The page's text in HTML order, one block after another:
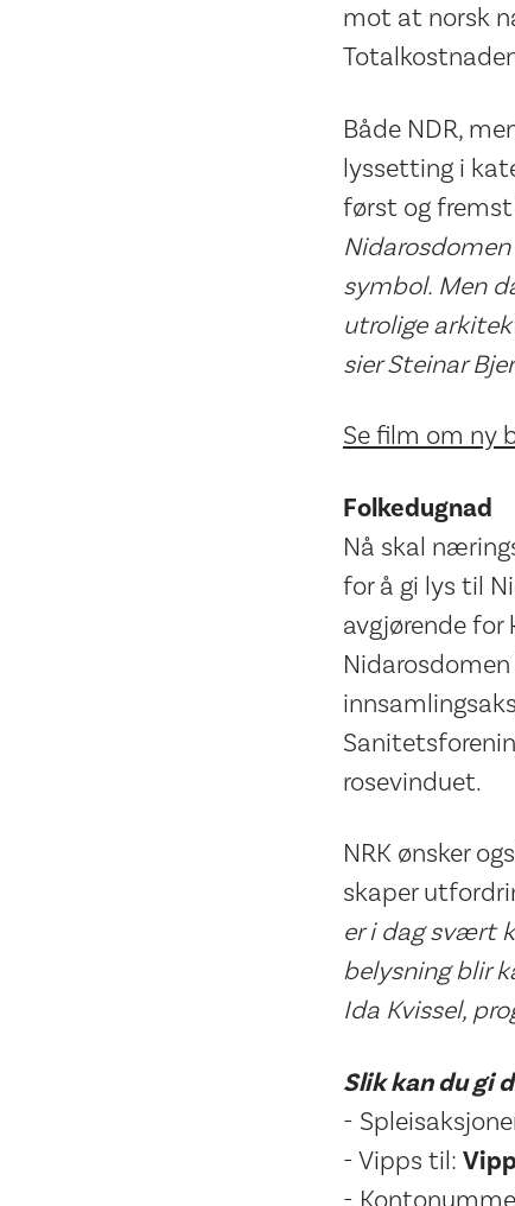
mot at norsk
Både NDR,
lyssetting i
først og
symbol. Men
utrolige
sier Steinar
Se film om ny
Folkedugnad
Nå skal
for å gi lys til
avgjørende
rosevinduet.
NRK ønsker
skaper
er i dag svært
belysning blir
Ida Kvissel,
Slik kan du gi
-
- Vipps til: